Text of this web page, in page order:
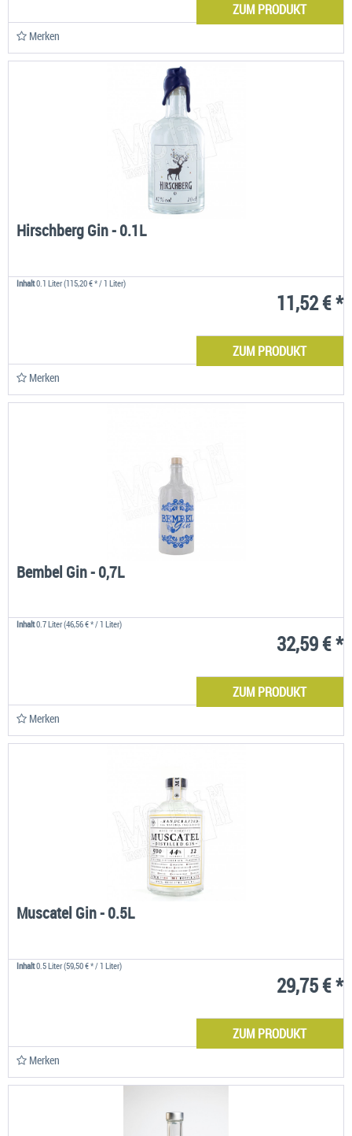
ZUM PRODUKT
Merken
Hirschberg Gin - 0.1L
Inhalt0.1 Liter(115,20 € * / 1 Liter)
11,52 € *
ZUM PRODUKT
Merken
Bembel Gin - 0,7L
Inhalt0.7 Liter(46,56 € * / 1 Liter)
32,59 € *
ZUM PRODUKT
Merken
Muscatel Gin - 0.5L
Inhalt0.5 Liter(59,50 € * / 1 Liter)
29,75 € *
ZUM PRODUKT
Merken